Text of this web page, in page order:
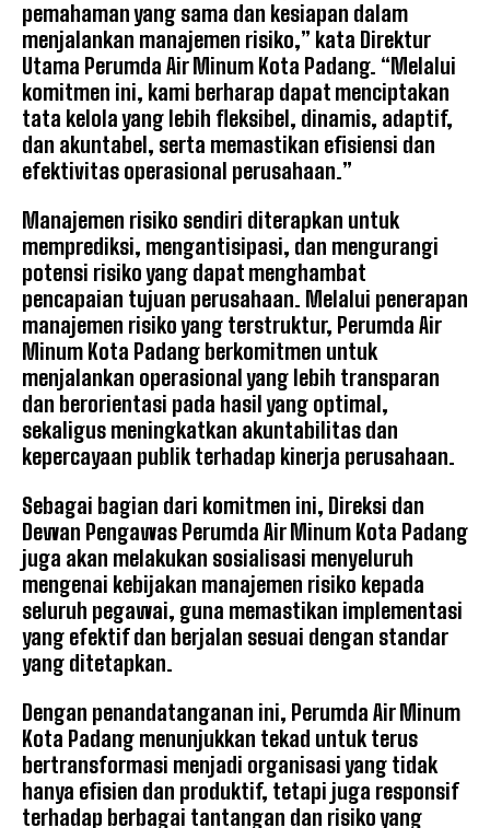
pemahaman yang sama dan kesiapan dalam
menjalankan manajemen risiko,” kata Direktur
Utama Perumda Air Minum Kota Padang. “Melalui
komitmen ini, kami berharap dapat menciptakan
tata kelola yang lebih fleksibel, dinamis, adaptif,
dan akuntabel, serta memastikan efisiensi dan
efektivitas operasional perusahaan.”
Manajemen risiko sendiri diterapkan untuk
memprediksi, mengantisipasi, dan mengurangi
potensi risiko yang dapat menghambat
pencapaian tujuan perusahaan. Melalui penerapan
manajemen risiko yang terstruktur, Perumda Air
Minum Kota Padang berkomitmen untuk
menjalankan operasional yang lebih transparan
dan berorientasi pada hasil yang optimal,
sekaligus meningkatkan akuntabilitas dan
kepercayaan publik terhadap kinerja perusahaan.
Sebagai bagian dari komitmen ini, Direksi dan
Dewan Pengawas Perumda Air Minum Kota Padang
juga akan melakukan sosialisasi menyeluruh
mengenai kebijakan manajemen risiko kepada
seluruh pegawai, guna memastikan implementasi
yang efektif dan berjalan sesuai dengan standar
yang ditetapkan.
Dengan penandatanganan ini, Perumda Air Minum
Kota Padang menunjukkan tekad untuk terus
bertransformasi menjadi organisasi yang tidak
hanya efisien dan produktif, tetapi juga responsif
terhadap berbagai tantangan dan risiko yang